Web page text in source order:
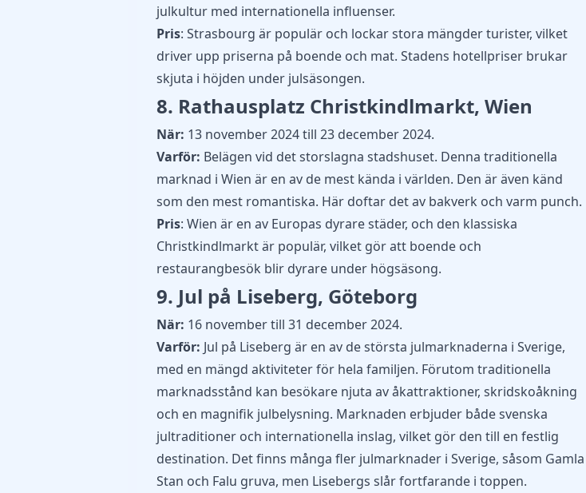
julkultur med internationella influenser.
Pris: Strasbourg är populär och lockar stora mängder turister, vilket
driver upp priserna på boende och mat. Stadens hotellpriser brukar
skjuta i höjden under julsäsongen.
8. Rathausplatz Christkindlmarkt, Wien
När: 13 november 2024 till 23 december 2024.
Varför: Belägen vid det storslagna stadshuset. Denna traditionella
marknad i Wien är en av de mest kända i världen. Den är även känd
som den mest romantiska. Här doftar det av bakverk och varm punch.
Pris: Wien är en av Europas dyrare städer, och den klassiska
Christkindlmarkt är populär, vilket gör att boende och
restaurangbesök blir dyrare under högsäsong.
9. Jul på Liseberg, Göteborg
När: 16 november till 31 december 2024.
Varför: Jul på Liseberg är en av de största julmarknaderna i Sverige,
med en mängd aktiviteter för hela familjen. Förutom traditionella
marknadsstånd kan besökare njuta av åkattraktioner, skridskoåkning
och en magnifik julbelysning. Marknaden erbjuder både svenska
jultraditioner och internationella inslag, vilket gör den till en festlig
destination. Det finns många fler julmarknader i Sverige, såsom Gamla
Stan och Falu gruva, men Lisebergs slår fortfarande i toppen.